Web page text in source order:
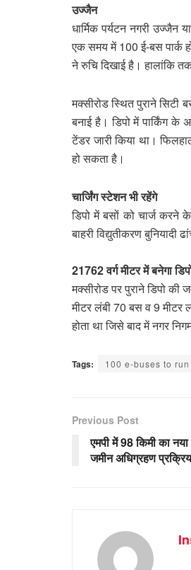
उज्जैन
धार्मिक पर्यटन नगरी उज्जैन
एक समय में 100 ई-बस पार्क
ने रुचि दिखाई है। हालांकि
मक्सीरोड स्थित पुराने
बनाई है। डिपो में पार्किंग के
टेंडर जारी किया था।
हो सकता है।
चार्जिंग स्टेशन भी रहेंगे
डिपो में बसों को चार्ज करने
बाहरी विद्युतीकरण बुनियादी
21762 वर्ग मीटर में बनेगा
मक्सीरोड पर पुराने डिपो की
मीटर लंबी 70 बस व 9 मीटर
होता था जिसे बाद में नगर
Tags: 100 e-buses to
Previous Post
एमपी में 98 किमी का
जमीन अधिग्रहण